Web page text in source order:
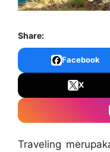
Share:
Facebook
X
Traveling